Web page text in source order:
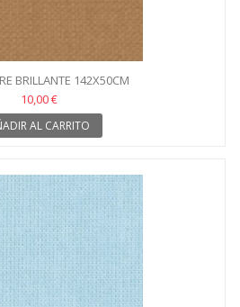
BRILLANTE 142X50CM
10,00 €
AL CARRITO